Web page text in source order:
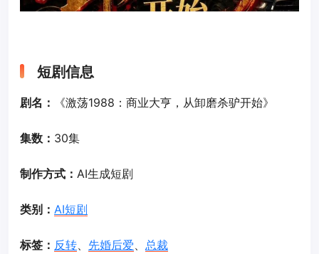
短剧信息
剧名： 《激荡1988：商业大亨，从卸磨杀驴开始》
集数： 30集
制作方式： AI生成短剧
类别： AI短剧
标签： 反转、 先婚后爱、 总裁